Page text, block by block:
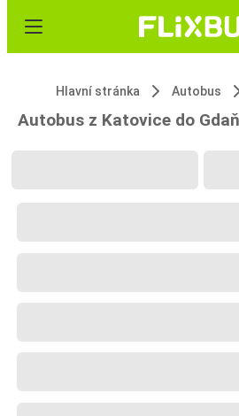
Hlavní stránka Autobus
Autobus z Katovice do